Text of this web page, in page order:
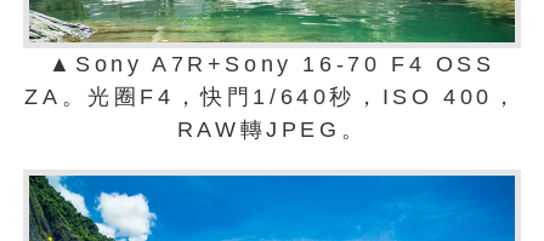
▲Sony A7R+Sony 16-70 F4 OSS
ZA。光圈F4，快門1/640秒，ISO 400，
RAW轉JPEG。